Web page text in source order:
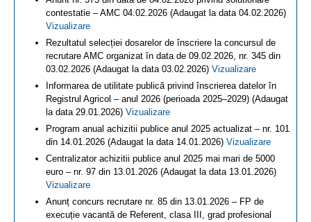
contestatie – AMC 04.02.2026 (Adaugat la data 04.02.2026)
Vizualizare
Rezultatul selecției dosarelor de înscriere la concursul de
recrutare AMC organizat în data de 09.02.2026, nr. 345 din
03.02.2026 (Adaugat la data 03.02.2026) Vizualizare
Informarea de utilitate publică privind înscrierea datelor în
Registrul Agricol – anul 2026 (perioada 2025–2029) (Adaugat
la data 29.01.2026) Vizualizare
Program anual achizitii publice anul 2025 actualizat – nr. 101
din 14.01.2026 (Adaugat la data 14.01.2026) Vizualizare
Centralizator achizitii publice anul 2025 mai mari de 5000
euro – nr. 97 din 13.01.2026 (Adaugat la data 13.01.2026)
Vizualizare
Anunț concurs recrutare nr. 85 din 13.01.2026 – FP de
execuție vacantă de Referent, clasa III, grad profesional